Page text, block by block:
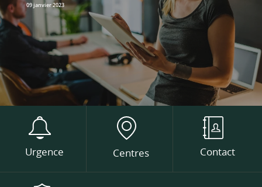
09 janvier 2023
Urgence Centres Contact